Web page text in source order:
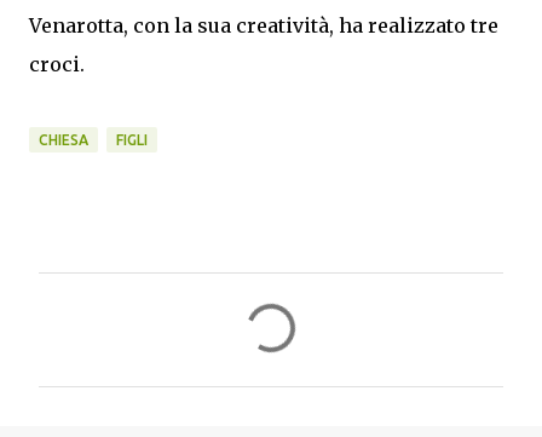
Venarotta, con la sua creatività, ha realizzato tre
croci.
CHIESA FIGLI